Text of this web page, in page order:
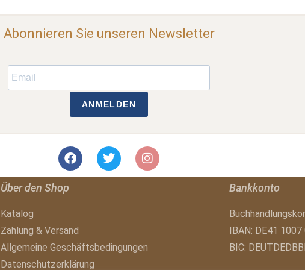
Abonnieren Sie unseren Newsletter
ANMELDEN
Über den Shop
Katalog
Zahlung & Versand
Allgemeine Geschäftsbedingungen
Datenschutzerklärung
Bankkonto
IBAN: DE41
BIC: